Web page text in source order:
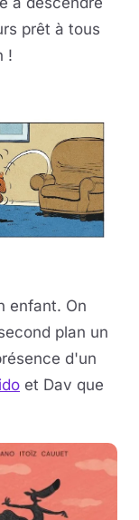
prêt à tous
!
enfant. On
plan un
d'un
et Dav que